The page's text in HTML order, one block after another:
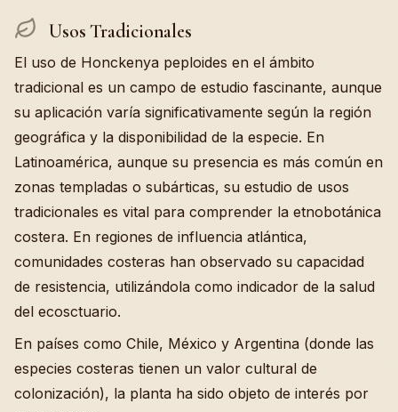
Usos Tradicionales
El uso de Honckenya peploides en el ámbito
tradicional es un campo de estudio fascinante, aunque
su aplicación varía significativamente según la región
geográfica y la disponibilidad de la especie. En
Latinoamérica, aunque su presencia es más común en
zonas templadas o subárticas, su estudio de usos
tradicionales es vital para comprender la etnobotánica
costera. En regiones de influencia atlántica,
comunidades costeras han observado su capacidad
de resistencia, utilizándola como indicador de la salud
del ecosctuario.
En países como Chile, México y Argentina (donde las
especies costeras tienen un valor cultural de
colonización), la planta ha sido objeto de interés por